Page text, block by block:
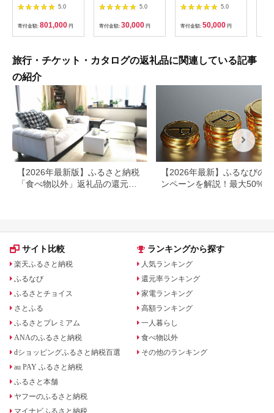
ANAX010 / 宿泊 ゴル
フ 利用券 券 安中 群
馬 ごるふ ゴルフ場 ゴ
ルフプレー券 ゴルフ
利用券 温泉 関東 チケ
用券
5.0
寄付金額: 801,000 円
分）【0041-003】
5.0
寄付金額: 30,000 円
円分）
5.0
寄付金額: 50,000 円
旅行・チケット・カタログの返礼品に関連している記事
の紹介
【2026年最新版】ふるさと納税
「食べ物以外」返礼品の還元率
【2026年最新】ふるなびの
ンペーンを解説！最大50%還
サイト比較
楽天ふるさと納税
ふるなび
ふるさとチョイス
さとふる
ふるさとプレミアム
ANAのふるさと納税
dショッピングふるさと納税百選
au PAY ふるさと納税
ふるさと本舗
ヤフーのふるさと納税
マイナビふるさと納税
ランキングから探す
人気ランキング
還元率ランキング
家電ランキング
高額ランキング
一人暮らし
食べ物以外
その他のランキング